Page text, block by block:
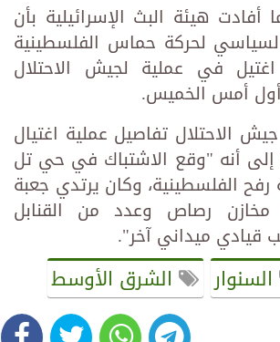
أفادت هيئة البث الإسرائيلية بأن
لحركة حماس الفلسطينية
في عملية لجيش الاحتلال
أمس الخميس.
الاحتلال تفاصيل عملية اغتيال
إلى أنه "‏وقع الاشتباك في حي تل
رفح الفلسطينية، وكان يرتدي جعبة
رصاص وعدد من القنابل
قيادي ميداني آخر".
السنوار الشرق الأوسط